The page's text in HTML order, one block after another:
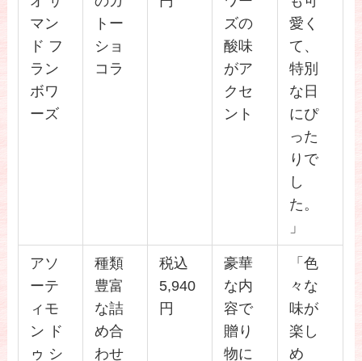
マン
ド フ
ラン
ボワ
ーズ
トー
ショ
コラ
ズの
酸味
がア
クセ
ント
愛く
て、
特別
な日
にぴ
った
りで
し
た。
」
アソ
ーテ
ィモ
ン ド
ゥ シ
種類
豊富
な詰
め合
わせ
税込
5,940
円
豪華
な内
容で
贈り
物に
「色
々な
味が
楽し
め